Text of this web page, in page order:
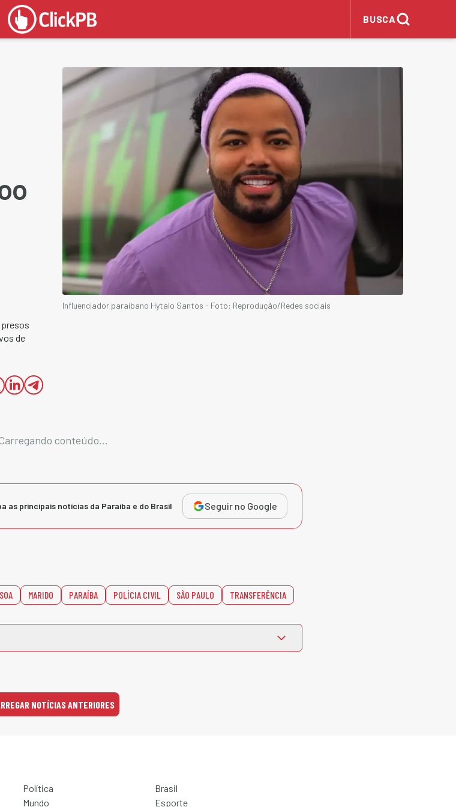
BUSCA
de
Influenciador paraibano Hytalo Santos - Foto: Reprodução/Redes sociais
conteúdo...
as principais notícias da Paraíba e do Brasil Seguir no Google
MARIDO PARAÍBA POLÍCIA CIVIL SÃO PAULO TRANSFERÊNCIA
NOTÍCIAS ANTERIORES
Política
Brasil
Mundo Esporte